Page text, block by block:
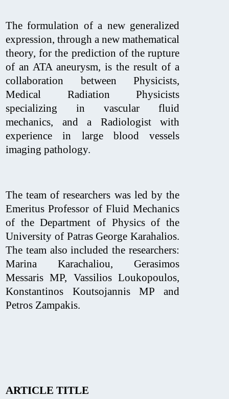
The formulation of a new generalized
expression, through a new mathematical
theory, for the prediction of the rupture
of an ATA aneurysm, is the result of a
collaboration between Physicists,
Medical Radiation Physicists
specializing in vascular fluid
mechanics, and a Radiologist with
experience in large blood vessels
imaging pathology.
The team of researchers was led by the
Emeritus Professor of Fluid Mechanics
of the Department of Physics of the
University of Patras George Karahalios.
The team also included the researchers:
Marina Karachaliou, Gerasimos
Messaris MP, Vassilios Loukopoulos,
Konstantinos Koutsojannis MP and
Petros Zampakis.
ARTICLE TITLE